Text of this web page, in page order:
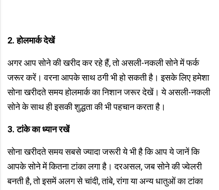
2. होलमार्क देखें
अगर आप सोने की खरीद कर रहे हैं, तो असली-नकली सोने में फर्क
जरूर करें। वरना आपके साथ ठगी भी हो सकती है। इसके लिए हमेशा
सोना खरीदते समय होलमार्क का निशान जरूर देखें। ये असली-नकली
सोने के साथ ही इसकी शुद्धता की भी पहचान करता है।
3. टांके का ध्यान रखें
सोना खरीदते समय सबसे ज्यादा जरूरी ये भी है कि आप ये जानें कि
आपके सोने में कितना टांका लगा है। दरअसल, जब सोने की ज्वेलरी
बनती है, तो इसमें अलग से चांदी, तांबे, रांगा या अन्य धातुओं का टांका